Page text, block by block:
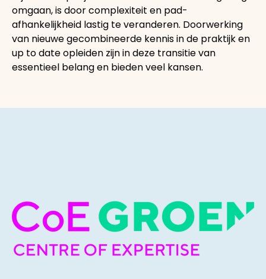
omgaan, is door complexiteit en pad-
afhankelijkheid lastig te veranderen. Doorwerking
van nieuwe gecombineerde kennis in de praktijk en
up to date opleiden zijn in deze transitie van
essentieel belang en bieden veel kansen.